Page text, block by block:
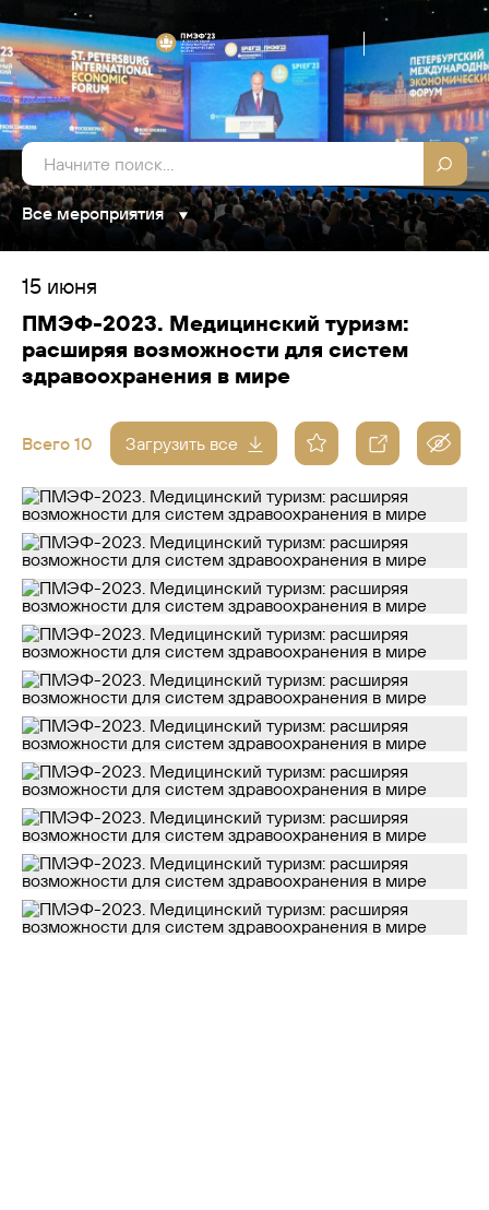
Все мероприятия
15 июня
ПМЭФ-2023. Медицинский туризм:
расширяя возможности для систем
здравоохранения в мире
Всего 10 Загрузить все